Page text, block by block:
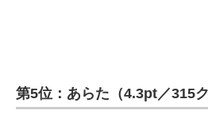
第5位：あらた（4.3pt／315ク